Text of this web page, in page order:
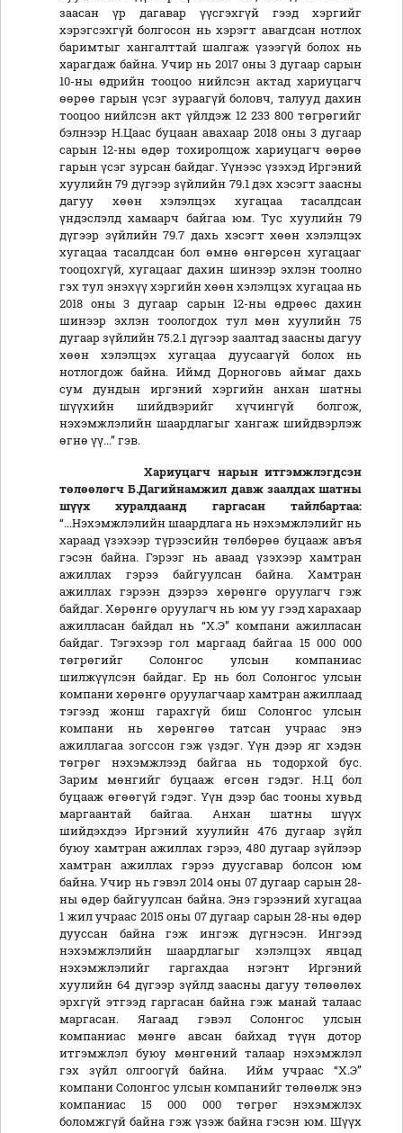
заасан үр дагавар үүсгэхгүй гээд хэргийг
хэрэгсэхгүй болгосон нь хэрэгт авагдсан нотлох
баримтыг хангалттай шалгаж үзээгүй болох нь
харагдаж байна. Учир нь 2017 оны 3 дугаар сарын
10-ны өдрийн тооцоо нийлсэн актад хариуцагч
өөрөө гарын үсэг зураагүй боловч, талууд дахин
тооцоо нийлсэн акт үйлдэж 12 233 800 төгрөгийг
бэлнээр Н.Цаас буцаан авахаар 2018 оны 3 дугаар
сарын 12-ны өдөр тохиролцож хариуцагч өөрөө
гарын үсэг зурсан байдаг. Үүнээс үзэхэд Иргэний
хуулийн 79 дүгээр зүйлийн 79.1 дэх хэсэгт заасны
дагуу хөөн хэлэлцэх хугацаа тасалдсан
үндэслэлд хамаарч байгаа юм. Тус хуулийн 79
дүгээр зүйлийн 79.7 дахь хэсэгт хөөн хэлэлцэх
хугацаа тасалдсан бол өмнө өнгөрсөн хугацааг
тооцохгүй, хугацааг дахин шинээр эхлэн тоолно
гэх тул энэхүү хэргийн хөөн хэлэлцэх хугацаа нь
2018 оны 3 дугаар сарын 12-ны өдрөөс дахин
шинээр эхлэн тоологдох тул мөн хуулийн 75
дугаар зүйлийн 75.2.1 дүгээр заалтад заасны дагуу
хөөн хэлэлцэх хугацаа дуусаагүй болох нь
нотлогдож байна. Иймд Дорноговь аймаг дахь
сум дундын иргэний хэргийн анхан шатны
шүүхийн шийдвэрийг хүчингүй болгож,
нэхэмжлэлийн шаардлагыг хангаж шийдвэрлэж
өгнө үү...” гэв.
Хариуцагч нарын итгэмжлэгдсэн
төлөөлөгч Б.Дагийнамжил давж заалдах шатны
шүүх хуралдаанд гаргасан тайлбартаа:
“...Нэхэмжлэлийн шаардлага нь нэхэмжлэлийг нь
хараад үзэхээр түрээсийн төлбөрөө буцааж авъя
гэсэн байна. Гэрээг нь аваад үзэхээр хамтран
ажиллах гэрээ байгуулсан байна. Хамтран
ажиллах гэрээн дээрээ хөрөнгө оруулагч гэж
байдаг. Хөрөнгө оруулагч нь юм уу гээд харахаар
ажилласан байдал нь “Х.Э” компани ажилласан
байдаг. Тэгэхээр гол маргаад байгаа 15 000 000
төгрөгийг Солонгос улсын компаниас
шилжүүлсэн байдаг. Ер нь бол Солонгос улсын
компани хөрөнгө оруулагчаар хамтран ажиллаад
тэгээд жонш гарахгүй биш Солонгос улсын
компани нь хөрөнгөө татсан учраас энэ
ажиллагаа зогссон гэж үздэг. Үүн дээр яг хэдэн
төгрөг нэхэмжлээд байгаа нь тодорхой бус.
Зарим мөнгийг буцааж өгсөн гэдэг. Н.Ц бол
буцааж өгөөгүй гэдэг. Үүн дээр бас тооны хувьд
маргаантай байгаа. Анхан шатны шүүх
шийдэхдээ Иргэний хуулийн 476 дугаар зүйл
буюу хамтран ажиллах гэрээ, 480 дугаар зүйлээр
хамтран ажиллах гэрээ дуусгавар болсон юм
байна. Учир нь гэвэл 2014 оны 07 дугаар сарын 28-
ны өдөр байгуулсан байна. Энэ гэрээний хугацаа
1 жил учраас 2015 оны 07 дугаар сарын 28-ны өдөр
дууссан байна гэж ингэж дүгнэсэн. Ингээд
нэхэмжлэлийн шаардлагыг хэлэлцэх явцад
нэхэмжлэлийг гаргахдаа нэгэнт Иргэний
хуулийн 64 дүгээр зүйлд заасны дагуу төлөөлөх
эрхгүй этгээд гаргасан байна гэж манай талаас
маргасан. Яагаад гэвэл Солонгос улсын
компаниас мөнгө авсан байхад түүн дотор
итгэмжлэл буюу мөнгөний талаар нэхэмжлэл
гэх зүйл олгоогүй байна. Ийм учраас “Х.Э”
компани Солонгос улсын компанийг төлөөлж энэ
компаниас 15 000 000 төгрөг нэхэмжлэх
боломжгүй байна гэж үзэж байна гэсэн юм. Шүүх